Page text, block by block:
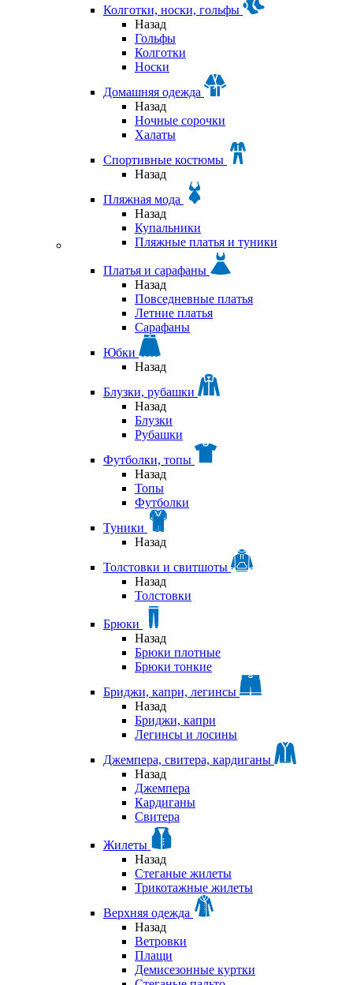
Колготки, носки, гольфы
Назад
Гольфы
Колготки
Носки
Домашняя одежда
Назад
Ночные сорочки
Халаты
Спортивные костюмы
Назад
Пляжная мода
Назад
Купальники
Пляжные платья и туники
Платья и сарафаны
Назад
Повседневные платья
Летние платья
Сарафаны
Юбки
Назад
Блузки, рубашки
Назад
Блузки
Рубашки
Футболки, топы
Назад
Топы
Футболки
Туники
Назад
Толстовки и свитшоты
Назад
Толстовки
Брюки
Назад
Брюки плотные
Брюки тонкие
Бриджи, капри, легинсы
Назад
Бриджи, капри
Легинсы и лосины
Джемпера, свитера, кардиганы
Назад
Джемпера
Кардиганы
Свитера
Жилеты
Назад
Стеганые жилеты
Трикотажные жилеты
Верхняя одежда
Назад
Ветровки
Плащи
Демисезонные куртки